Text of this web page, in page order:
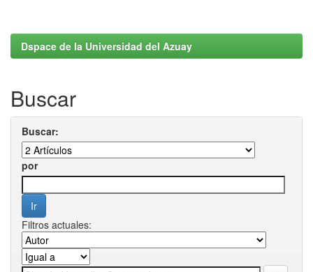
Dspace de la Universidad del Azuay
Buscar
Buscar:
por
Filtros actuales: